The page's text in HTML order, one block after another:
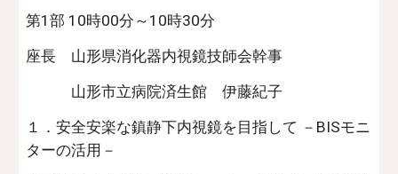
第1部 10時00分～10時30分
座長 山形県消化器内視鏡技師会幹事
山形市立病院済生館 伊藤紀子
１．安全安楽な鎮静下内視鏡を目指して －BISモニ
ターの活用－